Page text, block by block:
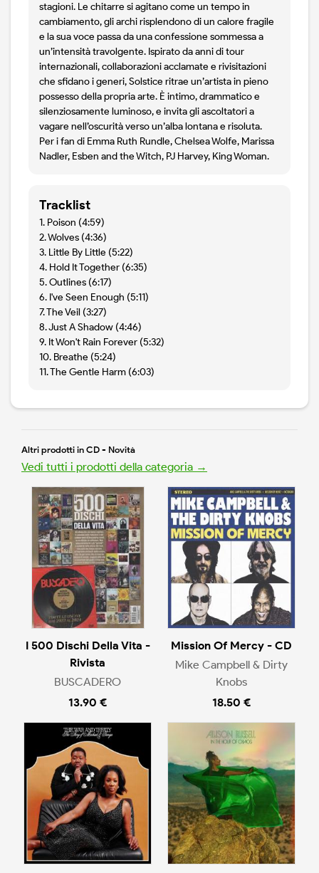
stagioni. Le chitarre si agitano come un tempo in
cambiamento, gli archi risplendono di un calore fragile
e la sua voce passa da una confessione sommessa a
un’intensità travolgente. Ispirato da anni di tour
internazionali, collaborazioni acclamate e rivisitazioni
che sfidano i generi, Solstice ritrae un’artista in pieno
possesso della propria arte. È intimo, drammatico e
silenziosamente luminoso, e invita gli ascoltatori a
vagare nell’oscurità verso un’alba lontana e risoluta.
Per i fan di Emma Ruth Rundle, Chelsea Wolfe, Marissa
Nadler, Esben and the Witch, PJ Harvey, King Woman.
Tracklist
1. Poison (4:59)
2. Wolves (4:36)
3. Little By Little (5:22)
4. Hold It Together (6:35)
5. Outlines (6:17)
6. I've Seen Enough (5:11)
7. The Veil (3:27)
8. Just A Shadow (4:46)
9. It Won't Rain Forever (5:32)
10. Breathe (5:24)
11. The Gentle Harm (6:03)
Altri prodotti in CD - Novità
Vedi tutti i prodotti della categoria →
I 500 Dischi Della Vita -
Rivista
BUSCADERO
13.90 €
Mission Of Mercy - CD
Mike Campbell & Dirty
Knobs
18.50 €